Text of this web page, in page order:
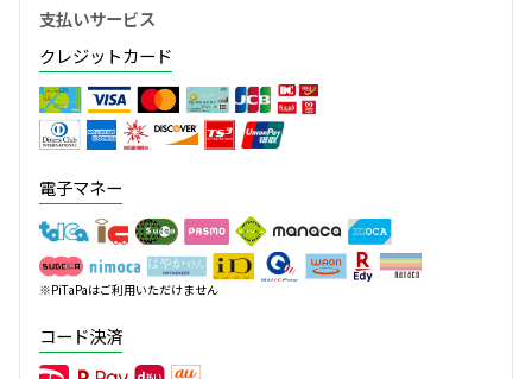
支払いサービス
クレジットカード
電子マネー
※PiTaPaはご利用いただけません
コード決済